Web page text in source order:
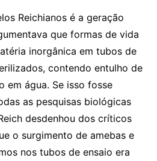
Reichianos é a geração
que formas de vida
inorgânica em tubos de
contendo entulho de
em água. Se isso fosse
as pesquisas biológicas
desdenhou dos críticos
o surgimento de amebas e
nos tubos de ensaio era